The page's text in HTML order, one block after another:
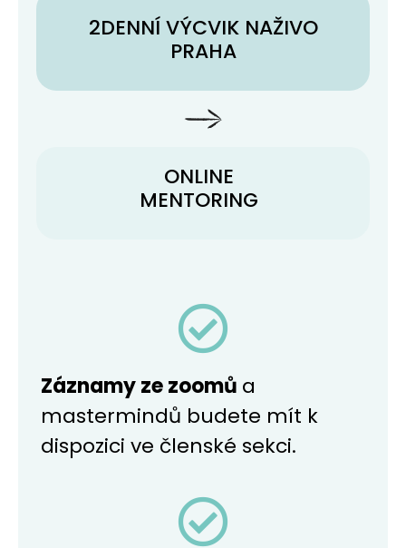
2DENNÍ VÝCVIK NAŽIVO
PRAHA
ONLINE
MENTORING
Záznamy ze zoomů a
mastermindů budete mít k
dispozici ve členské sekci.